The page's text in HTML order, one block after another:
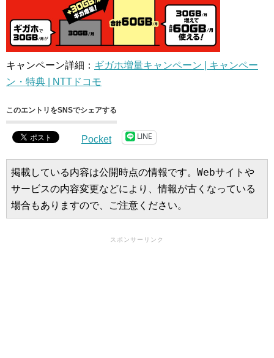
キャンペーン詳細： ギガホ増量キャンペーン | キャンペー
ン・特典 | NTTドコモ
このエントリをSNSでシェアする
Pocket LINE
掲載している内容は公開時点の情報です。Webサイトや
サービスの内容変更などにより、情報が古くなっている
場合もありますので、ご注意ください。
スポンサーリンク